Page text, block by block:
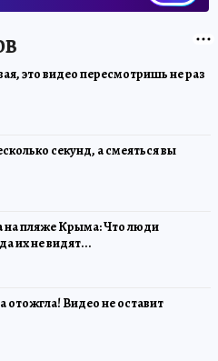
это видео пересмотришь не раз
секунд, а смеяться вы
на пляже Крыма: Что люди
их не видят...
отожгла! Видео не оставит